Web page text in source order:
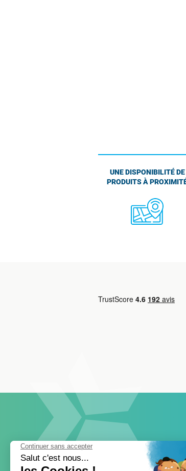
UNE DISPONIBILITÉ DE
PRODUITS À